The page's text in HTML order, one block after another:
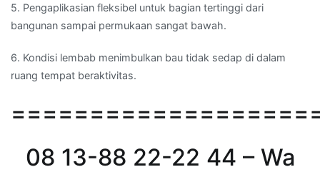
5. Pengaplikasian fleksibel untuk bagian tertinggi dari
bangunan sampai permukaan sangat bawah.
6. Kondisi lembab menimbulkan bau tidak sedap di dalam
ruang tempat beraktivitas.
08 13-88 22-22 44 – Wa